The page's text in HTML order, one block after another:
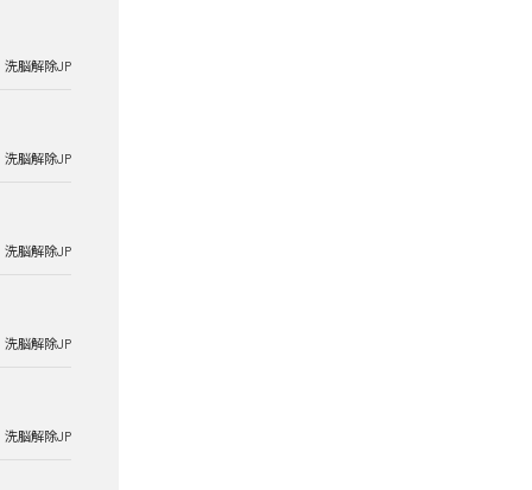
洗脳解除JP
洗脳解除JP
洗脳解除JP
洗脳解除JP
洗脳解除JP